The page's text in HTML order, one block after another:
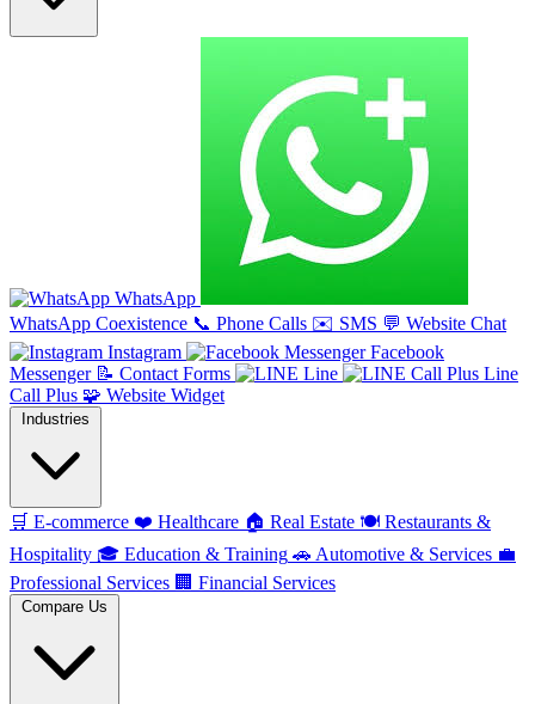
WhatsApp
WhatsApp Coexistence 📞 Phone Calls ✉️ SMS 💬 Website Chat
Instagram
Facebook
Messenger 📝 Contact Forms Line
Line
Call Plus 🧩 Website Widget
Industries
🛒 E-commerce ❤️ Healthcare 🏠 Real Estate 🍽️ Restaurants &
Hospitality 🎓 Education & Training 🚗 Automotive & Services 💼
Professional Services 🏢 Financial Services
Compare Us